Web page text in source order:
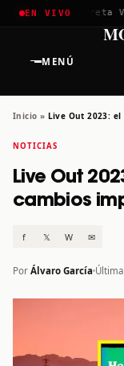
EN VIVO
2026✱Greta
MENÚ
Inicio » Live Out 2023:
NOTICIAS
Live Out
cambios
f 𝕏 W ✉
Por Álvaro García